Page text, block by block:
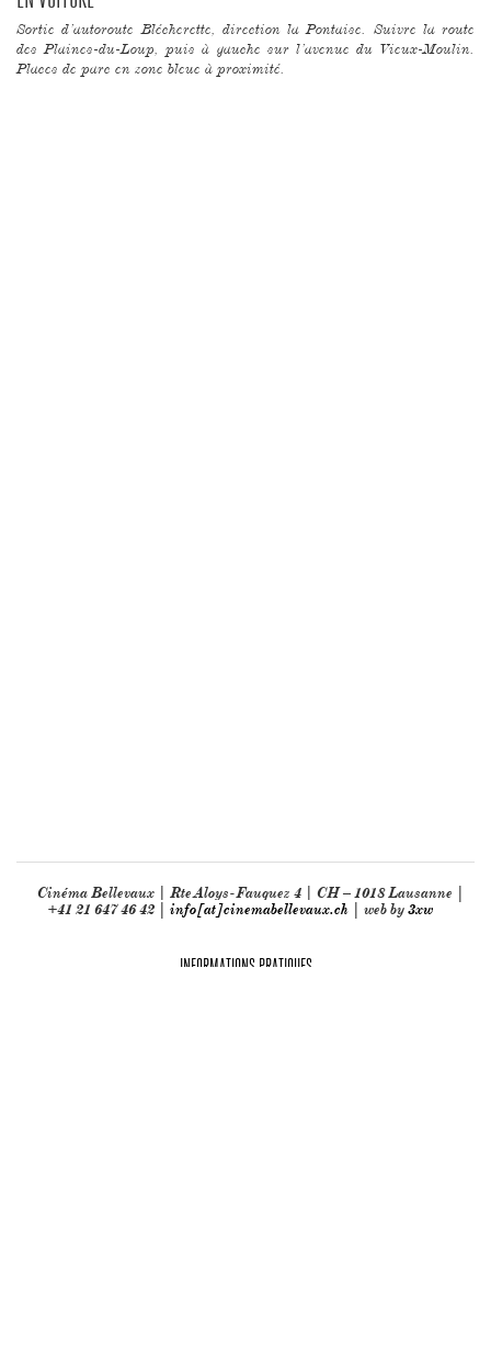
Sortie d’autoroute Blécherette, direction la Pontaise. Suivre la route
des Plaines-du-Loup, puis à gauche sur l’avenue du Vieux-Moulin.
Places de parc en zone bleue à proximité.
Cinéma Bellevaux | Rte Aloys-Fauquez 4 | CH – 1018 Lausanne |
+41 21 647 46 42 | info[at]cinemabellevaux.ch | web by3xw
INFORMATIONS PRATIQUES